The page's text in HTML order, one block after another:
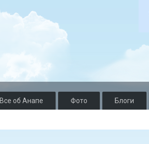
Все об Анапе Фото Блоги